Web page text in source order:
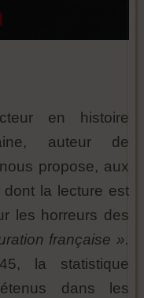
en histoire
auteur de
nous propose, aux
la lecture est
les horreurs des
française ».
la statistique
dans les